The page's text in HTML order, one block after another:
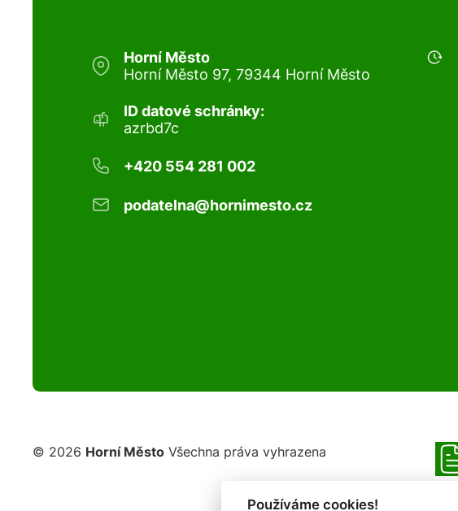
Horní Město
Horní Město 97, 79344 Horní Město
ID datové schránky:
azrbd7c
+420 554 281 002
podatelna@hornimesto.cz
© 2026 Horní Město Všechna práva vyhrazena
Používáme cookies!